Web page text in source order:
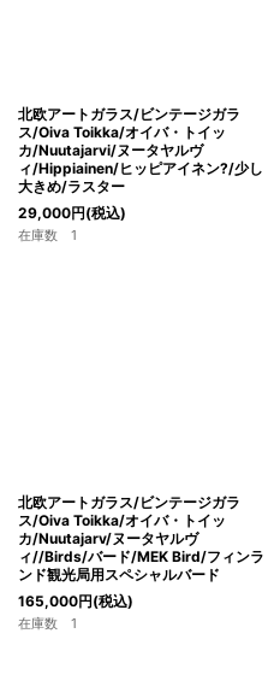
北欧アートガラス/ビンテージガラ
ス/Oiva Toikka/オイバ・トイッ
カ/Nuutajarvi/ヌータヤルヴ
ィ/Hippiainen/ヒッピアイネン?/少し
大きめ/ラスター
29,000円(税込)
在庫数 1
北欧アートガラス/ビンテージガラ
ス/Oiva Toikka/オイバ・トイッ
カ/Nuutajarv/ヌータヤルヴ
ィ//Birds/バード/MEK Bird/フィンラ
ンド観光局用スペシャルバード
165,000円(税込)
在庫数 1